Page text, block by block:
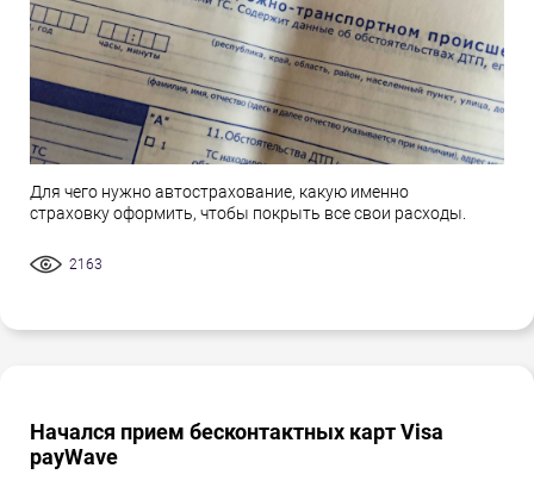
Для чего нужно автострахование, какую именно
страховку оформить, чтобы покрыть все свои расходы.
2163
Начался прием бесконтактных карт Visa
payWave